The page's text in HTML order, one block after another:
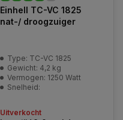
Einhell TC-VC 1825
nat-/ droogzuiger
Type: TC-VC 1825
Gewicht: 4,2 kg
Vermogen: 1250 Watt
Snelheid:
Uitverkocht